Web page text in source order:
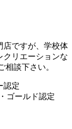
店ですが、学校体
クリエーションな
相談下さい。
認定
ゴールド認定